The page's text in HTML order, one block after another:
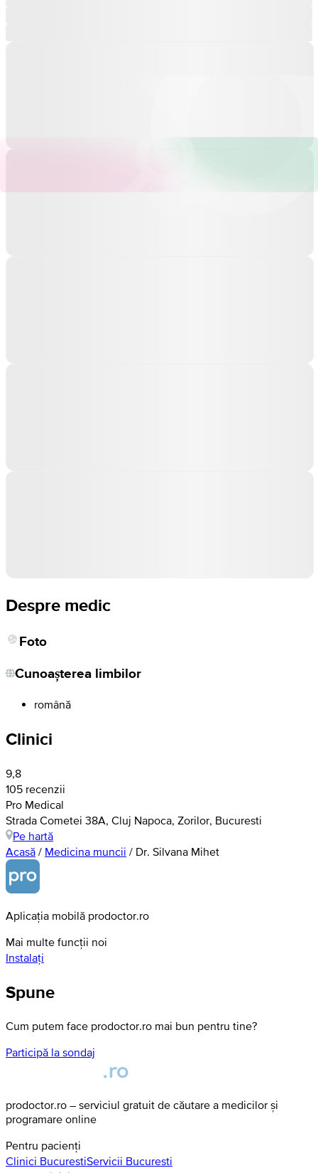
Despre medic
Foto
Cunoașterea limbilor
română
Clinici
9,8
105 recenzii
Pro Medical
Strada Cometei 38A, Cluj Napoca, Zorilor, Bucuresti
Pe hartă
Acasă / Medicina muncii / Dr. Silvana Mihet
Aplicația mobilă prodoctor.ro
Mai multe funcții noi
Instalați
Spune
Cum putem face prodoctor.ro mai bun pentru tine?
Participă la sondaj
prodoctor.ro – serviciul gratuit de căutare a medicilor și
programare online
Pentru pacienți
Clinici BucurestiServicii Bucuresti